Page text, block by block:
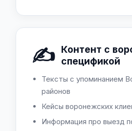
✍️ Контент с
спецификой
Тексты с упоминанием
районов
Кейсы воронежских
Информация про выезд